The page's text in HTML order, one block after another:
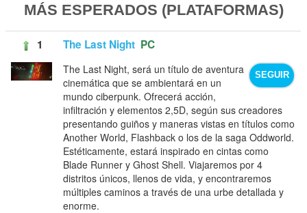
MÁS ESPERADOS (PLATAFORMAS)
1 The Last Night PC
SEGUIR
The Last Night, será un título de aventura
cinemática que se ambientará en un
mundo ciberpunk. Ofrecerá acción,
infiltración y elementos 2,5D, según sus creadores
presentando guiños y maneras vistas en títulos como
Another World, Flashback o los de la saga Oddworld.
Estéticamente, estará inspirado en cintas como
Blade Runner y Ghost Shell. Viajaremos por 4
distritos únicos, llenos de vida, y encontraremos
múltiples caminos a través de una urbe detallada y
enorme.